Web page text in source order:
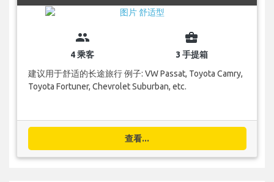
group
4 乘客
business_center
3 手提箱
建议用于舒适的长途旅行 例子: VW Passat, Toyota Camry,
Toyota Fortuner, Chevrolet Suburban, etc.
查看...